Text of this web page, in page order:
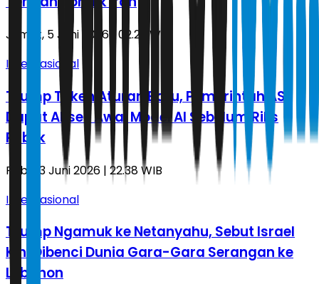
Jumat, 5 Juni 2026 | 02.23 WIB
Internasional
Trump Teken Aturan Baru, Pemerintah AS
Dapat Akses Awal Model AI Sebelum Rilis
Publik
Rabu, 3 Juni 2026 | 22.38 WIB
Internasional
Trump Ngamuk ke Netanyahu, Sebut Israel
Kini Dibenci Dunia Gara-Gara Serangan ke
Lebanon